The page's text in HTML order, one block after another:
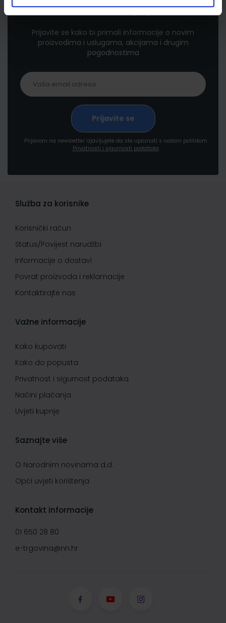
Newsletter prijava
Prijavite se kako bi primali informacije o novim
proizvodima i uslugama, akcijama i drugim
pogodnostima
Prijavom na newsletter izjavljujete da ste upoznati s našom politikom
Privatnosti i sigurnosti podataka
Služba za korisnike
Korisnički račun
Status/Povijest narudžbi
Informacije o dostavi
Povrat proizvoda i reklamacije
Kontaktirajte nas
Važne informacije
Kako kupovati
Kako do popusta
Privatnost i sigurnost podataka
Načini plaćanja
Uvjeti kupnje
Saznajte više
O Narodnim novinama d.d.
Opći uvjeti korištenja
Kontakt informacije
01 650 28 80
e-trgovina@nn.hr